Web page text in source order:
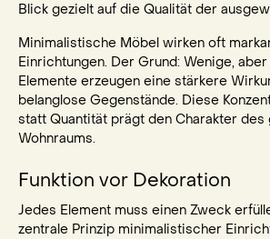
Blick gezielt auf die Qualität der
Minimalistische Möbel wirken oft
Einrichtungen. Der Grund: Wenige,
Elemente erzeugen eine stärkere
belanglose Gegenstände. Diese
statt Quantität prägt den Charakter des
Wohnraums.
Funktion vor Dekoration
Jedes Element muss einen Zweck
zentrale Prinzip minimalistischer